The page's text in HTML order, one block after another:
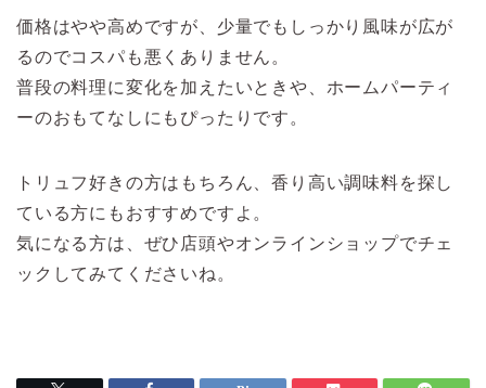
価格はやや高めですが、少量でもしっかり風味が広が
るのでコスパも悪くありません。
普段の料理に変化を加えたいときや、ホームパーティ
ーのおもてなしにもぴったりです。
トリュフ好きの方はもちろん、香り高い調味料を探し
ている方にもおすすめですよ。
気になる方は、ぜひ店頭やオンラインショップでチェ
ックしてみてくださいね。